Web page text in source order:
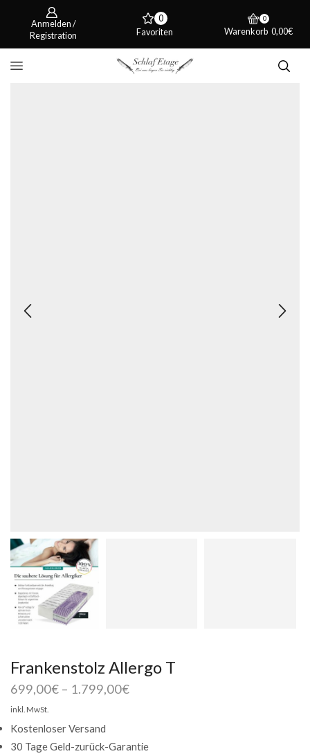
Anmelden /
Registration
0
Favoriten
0
Warenkorb 0,00€
Frankenstolz Allergo T
699,00€ – 1.799,00€
inkl. MwSt.
Kostenloser Versand
30 Tage Geld-zurück-Garantie